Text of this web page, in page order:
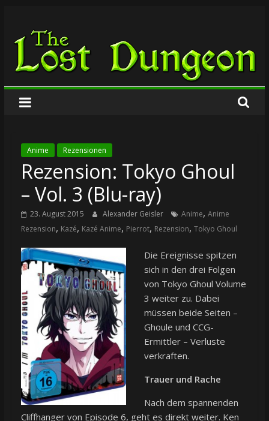
springen
The
Lost
Dungeon
Anime Rezensionen
Rezension: Tokyo Ghoul
– Vol. 3 (Blu-ray)
23. August 2015 Alexander Geisler Anime, Anime
Rezension, Kazé, Kazé Anime, Pierrot, Rezension, Tokyo Ghoul
Die Ereignisse spitzen
sich in den drei Folgen
von Tokyo Ghoul Volume
3 weiter zu. Dabei
müssen beide Seiten –
Ghoule und CCG-
Ermittler – Verluste
verkraften.
Trauer und Rache
Nach dem spannenden
Cliffhanger von Episode 6, geht es direkt weiter. Ken